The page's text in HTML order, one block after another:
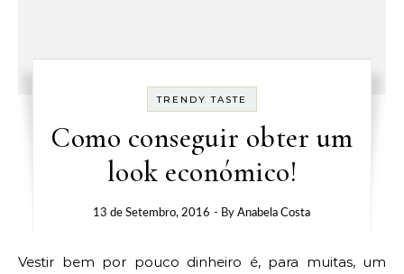
TRENDY TASTE
Como conseguir obter um
look económico!
13 de Setembro, 2016 - ByAnabela Costa
Vestir bem por pouco dinheiro é, para muitas, um